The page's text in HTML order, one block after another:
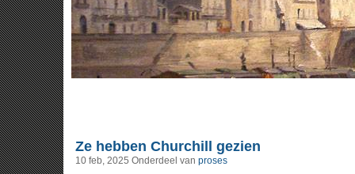
Ze hebben Churchill gezien
10 feb, 2025 Onderdeel van proses